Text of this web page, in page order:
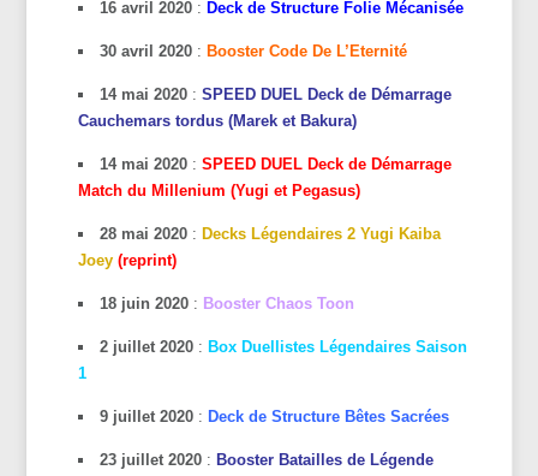
16 avril 2020 : Deck de Structure Folie Mécanisée
30 avril 2020 : Booster Code De L’Eternité
14 mai 2020 :SPEED DUEL Deck de Démarrage
Cauchemars tordus (Marek et Bakura)
14 mai 2020 :SPEED DUEL Deck de Démarrage
Match du Millenium (Yugi et Pegasus)
28 mai 2020 : Decks Légendaires 2 Yugi Kaiba
Joey (reprint)
18 juin 2020 : Booster Chaos Toon
2 juillet 2020 : Box Duellistes Légendaires Saison
1
9 juillet 2020 : Deck de Structure Bêtes Sacrées
23 juillet 2020 : Booster Batailles de Légende